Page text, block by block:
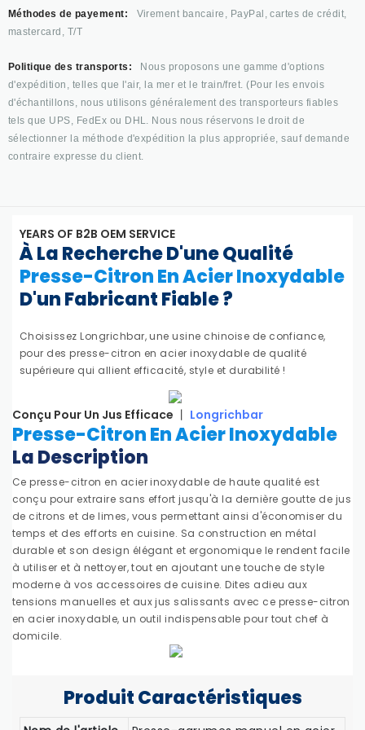
Méthodes de payement:
Virement bancaire, PayPal, cartes de crédit,
mastercard, T/T
Politique des transports:
Nous proposons une gamme d'options
d'expédition, telles que l'air, la mer et le train/fret. (Pour les envois
d'échantillons, nous utilisons généralement des transporteurs fiables
tels que UPS, FedEx ou DHL. Nous nous réservons le droit de
sélectionner la méthode d'expédition la plus appropriée, sauf demande
contraire expresse du client.
YEARS OF B2B OEM SERVICE
À La Recherche D'une Qualité
Presse-Citron En Acier Inoxydable
D'un Fabricant Fiable ?
Choisissez Longrichbar, une usine chinoise de confiance,
pour des presse-citron en acier inoxydable de qualité
supérieure qui allient efficacité, style et durabilité !
Conçu Pour Un Jus Efficace 丨 Longrichbar
Presse-Citron En Acier Inoxydable
La Description
Ce presse-citron en acier inoxydable de haute qualité est
conçu pour extraire sans effort jusqu'à la dernière goutte de jus
de citrons et de limes, vous permettant ainsi d'économiser du
temps et des efforts en cuisine. Sa construction en métal
durable et son design élégant et ergonomique le rendent facile
à utiliser et à nettoyer, tout en ajoutant une touche de style
moderne à vos accessoires de cuisine. Dites adieu aux
tensions manuelles et aux jus salissants avec ce presse-citron
en acier inoxydable, un outil indispensable pour tout chef à
domicile.
ProduitCaractéristiques